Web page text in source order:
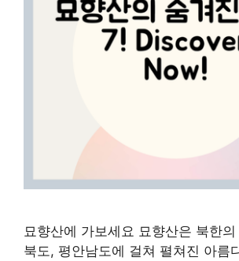
묘향산에 가보세요 묘향산은 북한
북도, 평안남도에 걸쳐 펼쳐진 아름